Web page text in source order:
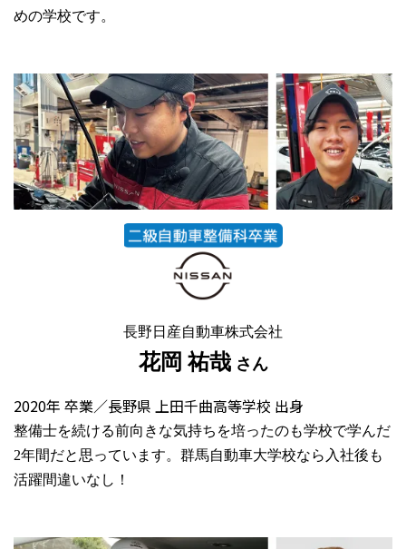
めの学校です。
長野日産自動車株式会社
花岡 祐哉 さん
2020年 卒業／長野県 上田千曲高等学校 出身
整備士を続ける前向きな気持ちを培ったのも学校で学んだ
2年間だと思っています。群馬自動車大学校なら入社後も
活躍間違いなし！